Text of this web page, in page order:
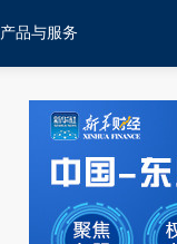
产品与服务